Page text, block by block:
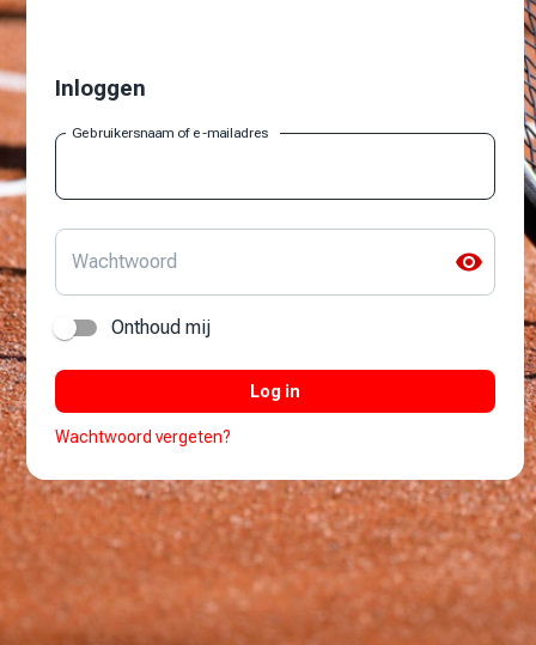
Inloggen
Gebruikersnaam of e-mailadres
Wachtwoord
Onthoud mij
Log in
Wachtwoord vergeten?